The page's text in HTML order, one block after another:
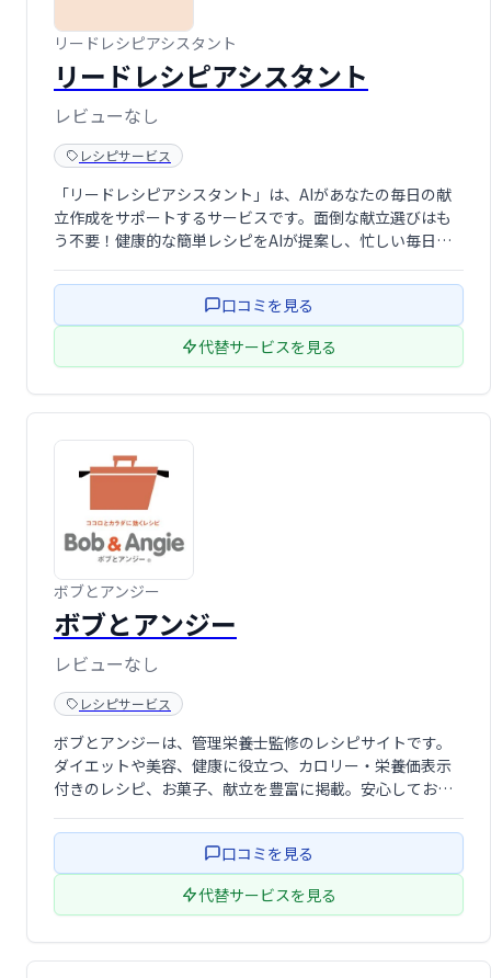
リードレシピアシスタント
リードレシピアシスタント
レビューなし
レシピサービス
「リードレシピアシスタント」は、AIがあなたの毎日の献
立作成をサポートするサービスです。面倒な献立選びはも
う不要！健康的な簡単レシピをAIが提案し、忙しい毎日で
の健康をサポートする、頼れるキッチンパートナーです。
口コミを見る
代替サービスを見る
ボブとアンジー
ボブとアンジー
レビューなし
レシピサービス
ボブとアンジーは、管理栄養士監修のレシピサイトです。
ダイエットや美容、健康に役立つ、カロリー・栄養価表示
付きのレシピ、お菓子、献立を豊富に掲載。安心しておい
口コミを見る
代替サービスを見る